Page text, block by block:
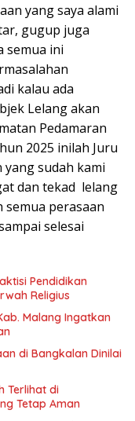
yang saya alami
gugup juga
semua ini
kalau ada
Lelang akan
Pedamaran
2025 inilah Juru
sudah kami
dan tekad lelang
semua perasaan
selesai
Pendidikan
Religius
Malang Ingatkan
di Bangkalan Dinilai
Terlihat di
Tetap Aman